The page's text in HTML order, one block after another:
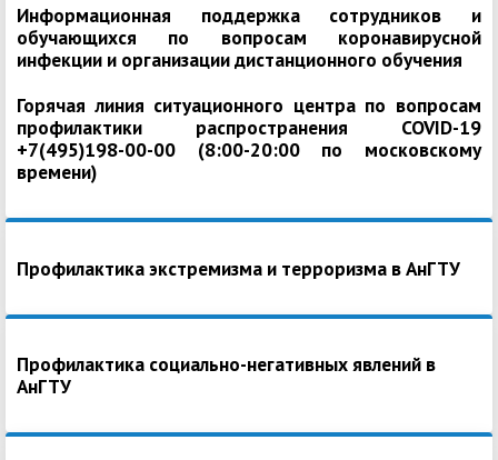
Информационная поддержка сотрудников и
обучающихся по вопросам коронавирусной
инфекции и организации дистанционного обучения
Горячая линия ситуационного центра по вопросам
профилактики распространения COVID-19
+7(495)198-00-00 (8:00-20:00 по московскому
времени)
Профилактика экстремизма и терроризма в АнГТУ
Профилактика социально-негативных явлений в
АнГТУ